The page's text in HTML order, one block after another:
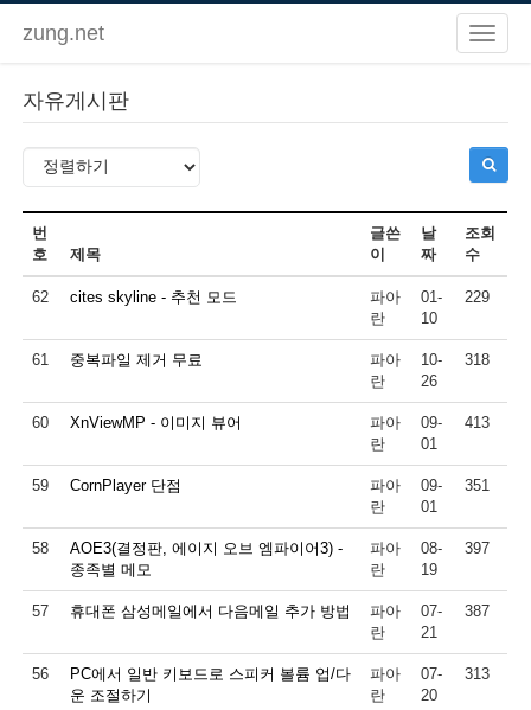
zung.net
자유게시판
번
호
제목
글쓴
이
날
짜
조회
수
62 cites skyline - 추천 모드
파아
란
01-
10
229
61 중복파일 제거 무료
파아
란
10-
26
318
60 XnViewMP - 이미지 뷰어
파아
란
09-
01
413
59 CornPlayer 단점
파아
란
09-
01
351
58
AOE3(결정판, 에이지 오브 엠파이어3) -
종족별 메모
파아
란
08-
19
397
57 휴대폰 삼성메일에서 다음메일 추가 방법
파아
란
07-
21
387
56
PC에서 일반 키보드로 스피커 볼륨 업/다
운 조절하기
파아
란
07-
20
313